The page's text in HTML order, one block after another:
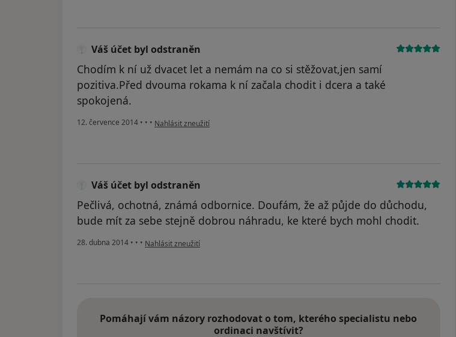
Váš účet byl odstraněn
Chodím k ní už dvacet let a nemám na co si stěžovat,jen samí
pozitiva.Před dvouma rokama k ní začala chodit i dcera a také
spokojená.
12. července 2014 • • • podle názoru uživatele Váš účet byl odstraněn
Nahlásit zneužití
Váš účet byl odstraněn
Pečlivá, ochotná, známá odbornice. Doufám, že až půjde do důchodu,
bude mít za sebe stejně dobrou náhradu, ke které bych mohl chodit.
28. dubna 2014 • • • podle názoru uživatele Váš účet byl odstraněn
Nahlásit zneužití
Pomáhají vám názory rozhodovat o tom, kterého specialistu nebo
ordinaci navštívit?